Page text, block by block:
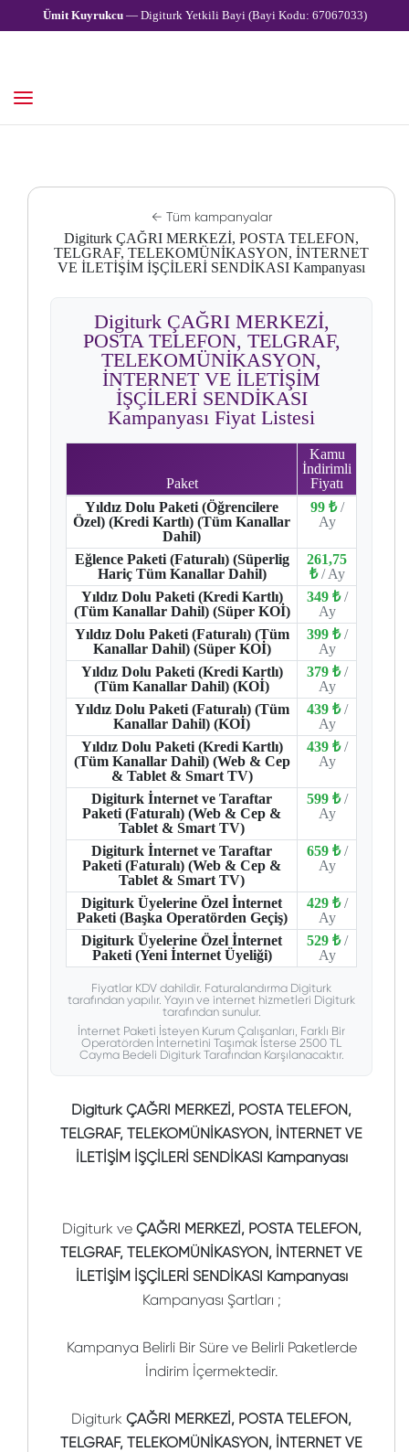
Ümit Kuyrukcu— Digiturk Yetkili Bayi (Bayi Kodu: 67067033)
← Tüm kampanyalar
Digiturk ÇAĞRI MERKEZİ, POSTA TELEFON,
TELGRAF, TELEKOMÜNİKASYON, İNTERNET
VE İLETİŞİM İŞÇİLERİ SENDİKASI Kampanyası
Digiturk ÇAĞRI MERKEZİ,
POSTA TELEFON, TELGRAF,
TELEKOMÜNİKASYON,
İNTERNET VE İLETİŞİM
İŞÇİLERİ SENDİKASI
Kampanyası Fiyat Listesi
Paket
Kamu
İndirimli
Fiyatı
Yıldız Dolu Paketi (Öğrencilere
Özel) (Kredi Kartlı) (Tüm Kanallar
Dahil)
99 ₺ /
Ay
Eğlence Paketi (Faturalı) (Süperlig
Hariç Tüm Kanallar Dahil)
261,75
₺ / Ay
Yıldız Dolu Paketi (Kredi Kartlı)
(Tüm Kanallar Dahil) (Süper KOİ)
349 ₺ /
Ay
Yıldız Dolu Paketi (Faturalı) (Tüm
Kanallar Dahil) (Süper KOİ)
399 ₺ /
Ay
Yıldız Dolu Paketi (Kredi Kartlı)
(Tüm Kanallar Dahil) (KOİ)
379 ₺ /
Ay
Yıldız Dolu Paketi (Faturalı) (Tüm
Kanallar Dahil) (KOİ)
439 ₺ /
Ay
Yıldız Dolu Paketi (Kredi Kartlı)
(Tüm Kanallar Dahil) (Web & Cep
& Tablet & Smart TV)
439 ₺ /
Ay
Digiturk İnternet ve Taraftar
Paketi (Faturalı) (Web & Cep &
Tablet & Smart TV)
599 ₺ /
Ay
Digiturk İnternet ve Taraftar
Paketi (Faturalı) (Web & Cep &
Tablet & Smart TV)
659 ₺ /
Ay
Digiturk Üyelerine Özel İnternet
Paketi (Başka Operatörden Geçiş)
429 ₺ /
Ay
Digiturk Üyelerine Özel İnternet
Paketi (Yeni İnternet Üyeliği)
529 ₺ /
Ay
Fiyatlar KDV dahildir. Faturalandırma Digiturk
tarafından yapılır. Yayın ve internet hizmetleri Digiturk
tarafından sunulur.
İnternet Paketi İsteyen Kurum Çalışanları, Farklı Bir
Operatörden İnternetini Taşımak İsterse 2500 TL
Cayma Bedeli Digiturk Tarafından Karşılanacaktır.
Digiturk ÇAĞRI MERKEZİ, POSTA TELEFON,
TELGRAF, TELEKOMÜNİKASYON, İNTERNET VE
İLETİŞİM İŞÇİLERİ SENDİKASI Kampanyası
Digiturk ve ÇAĞRI MERKEZİ, POSTA TELEFON,
TELGRAF, TELEKOMÜNİKASYON, İNTERNET VE
İLETİŞİM İŞÇİLERİ SENDİKASI Kampanyası
Kampanyası Şartları ;
Kampanya Belirli Bir Süre ve Belirli Paketlerde
İndirim İçermektedir.
Digiturk ÇAĞRI MERKEZİ, POSTA TELEFON,
TELGRAF, TELEKOMÜNİKASYON, İNTERNET VE